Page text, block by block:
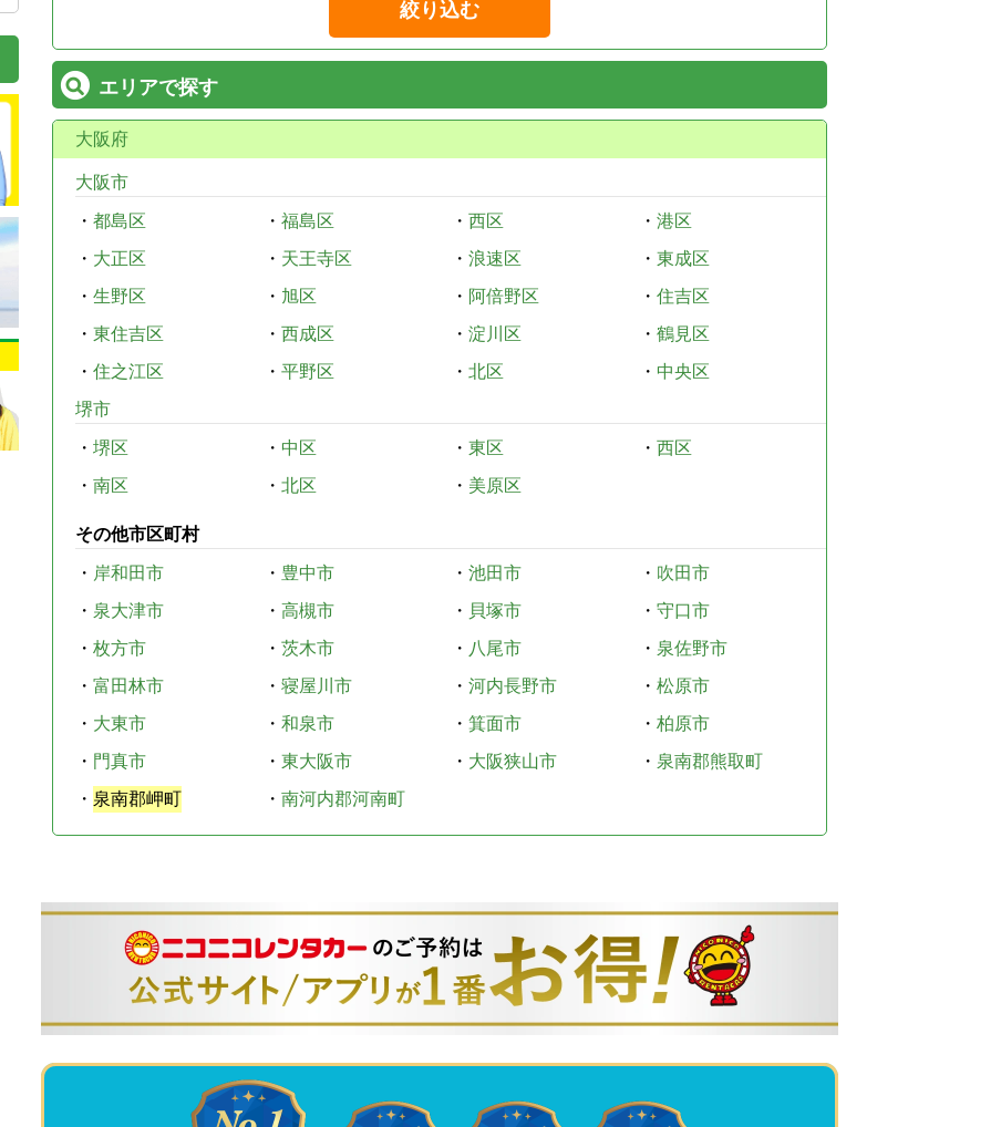
絞り込む
エリアで探す
大阪府
大阪市
・ 都島区 ・ 福島区 ・ 西区 ・ 港区
・ 大正区 ・ 天王寺区 ・ 浪速区 ・ 東成区
・ 生野区 ・ 旭区 ・ 阿倍野区 ・ 住吉区
・ 東住吉区 ・ 西成区 ・ 淀川区 ・ 鶴見区
・ 住之江区 ・ 平野区 ・ 北区 ・ 中央区
堺市
・ 堺区 ・ 中区 ・ 東区 ・ 西区
・ 南区 ・ 北区 ・ 美原区
その他市区町村
・ 岸和田市 ・ 豊中市 ・ 池田市 ・ 吹田市
・ 泉大津市 ・ 高槻市 ・ 貝塚市 ・ 守口市
・ 枚方市 ・ 茨木市 ・ 八尾市 ・ 泉佐野市
・ 富田林市 ・ 寝屋川市 ・ 河内長野市 ・ 松原市
・ 大東市 ・ 和泉市 ・ 箕面市 ・ 柏原市
・ 門真市 ・ 東大阪市 ・ 大阪狭山市 ・ 泉南郡熊取町
・ 泉南郡岬町 ・ 南河内郡河南町